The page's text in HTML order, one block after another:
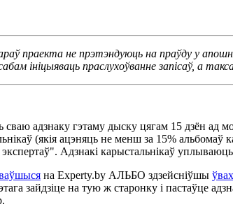
праекта не прэтэндуюць на праўду у
ініцыяваць праслухоўванне запісаў, а
адзнаку гэтаму дыску цягам 15 дзён ад
(якія ацэняць не менш за 15% альбомаў
Адзнакі карыстальнікаў
на Experty.by АЛЬБО здзейсніўшы
зайдзіце на тую ж старонку і пастаўце